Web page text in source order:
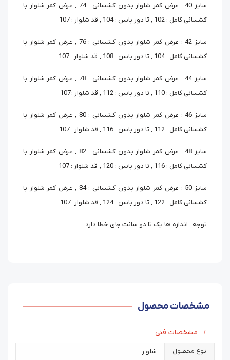
سایز 40 : عرض کمر شلوار بدون کشسانی : 74 , عرض کمر شلوار با
کشسانی کامل : 102 , تا دور باسن : 104 , قد شلوار : 107
سایز 42 : عرض کمر شلوار بدون کشسانی : 76 , عرض کمر شلوار با
کشسانی کامل : 104 , تا دور باسن : 108 , قد شلوار : 107
سایز 44 : عرض کمر شلوار بدون کشسانی : 78 , عرض کمر شلوار با
کشسانی کامل : 110 , تا دور باسن : 112 , قد شلوار : 107
سایز 46 : عرض کمر شلوار بدون کشسانی : 80 , عرض کمر شلوار با
کشسانی کامل : 112 , تا دور باسن : 116 , قد شلوار : 107
سایز 48 : عرض کمر شلوار بدون کشسانی : 82 , عرض کمر شلوار با
کشسانی کامل : 116 , تا دور باسن : 120 , قد شلوار : 107
سایز 50 : عرض کمر شلوار بدون کشسانی : 84 , عرض کمر شلوار با
کشسانی کامل : 122 , تا دور باسن : 124 , قد شلوار : 107
توجه : اندازه ها یک تا دو سانت جای خطا دارد.
مشخصات محصول
مشخصات فنی
نوع محصول شلوار